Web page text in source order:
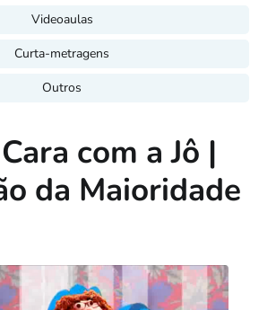
Videoaulas
Curta-metragens
Outros
com a Jô |
da Maioridade